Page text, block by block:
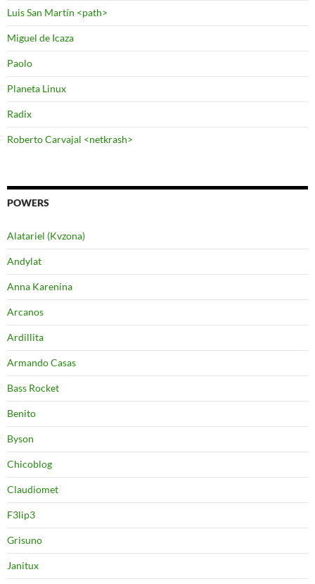
Luis San Martín <path>
Miguel de Icaza
Paolo
Planeta Linux
Radix
Roberto Carvajal <netkrash>
POWERS
Alatariel (Kvzona)
Andylat
Anna Karenina
Arcanos
Ardillita
Armando Casas
Bass Rocket
Benito
Byson
Chicoblog
Claudiomet
F3lip3
Grisuno
Janitux